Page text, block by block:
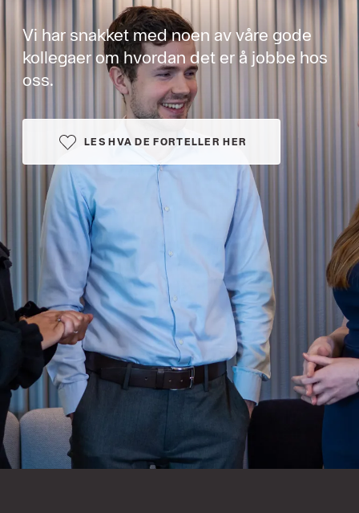
Vi har snakket med noen av våre gode
kollegaer om hvordan det er å jobbe hos
oss.
LES HVA DE FORTELLER HER